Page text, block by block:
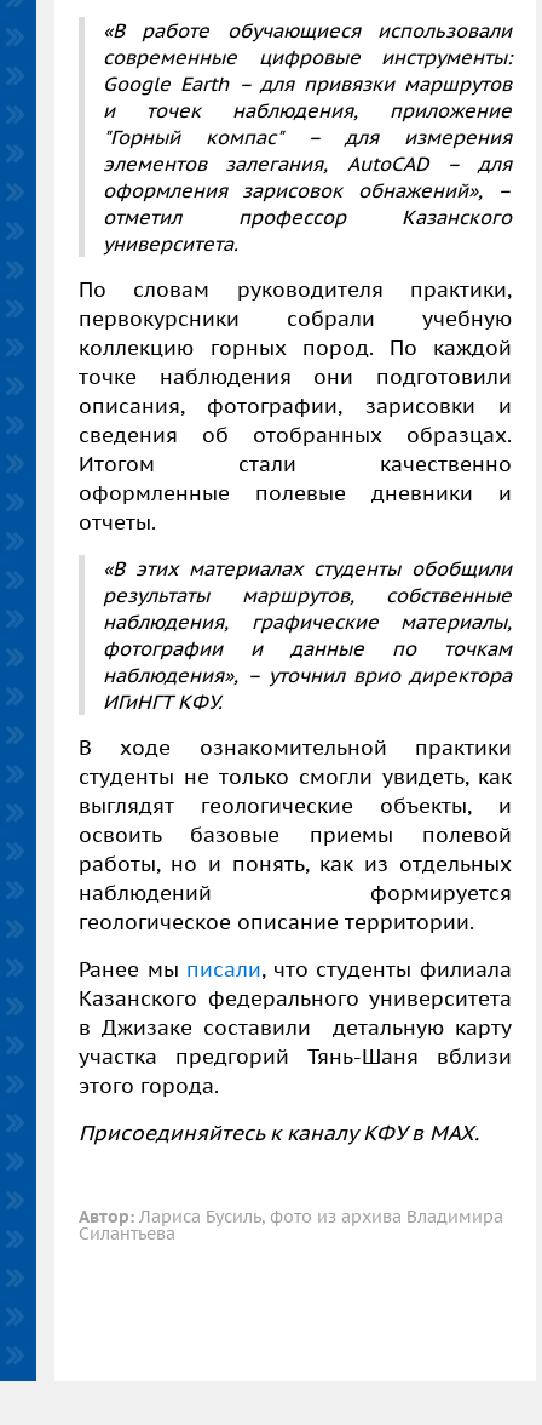
«В работе обучающиеся использовали
современные цифровые инструменты:
Google Earth – для привязки маршрутов
и точек наблюдения, приложение
"Горный компас" – для измерения
элементов залегания, AutoCAD – для
оформления зарисовок обнажений», –
отметил профессор Казанского
университета.
По словам руководителя практики,
первокурсники собрали учебную
коллекцию горных пород. По каждой
точке наблюдения они подготовили
описания, фотографии, зарисовки и
сведения об отобранных образцах.
Итогом стали качественно
оформленные полевые дневники и
отчеты.
«В этих материалах студенты обобщили
результаты маршрутов, собственные
наблюдения, графические материалы,
фотографии и данные по точкам
наблюдения», – уточнил врио директора
ИГиНГТ КФУ.
В ходе ознакомительной практики
студенты не только смогли увидеть, как
выглядят геологические объекты, и
освоить базовые приемы полевой
работы, но и понять, как из отдельных
наблюдений формируется
геологическое описание территории.
Ранее мы писали, что студенты филиала
Казанского федерального университета
в Джизаке составили детальную карту
участка предгорий Тянь-Шаня вблизи
этого города.
Присоединяйтесь к каналу КФУ в MAX.
Автор: Лариса Бусиль, фото из архива Владимира
Силантьева